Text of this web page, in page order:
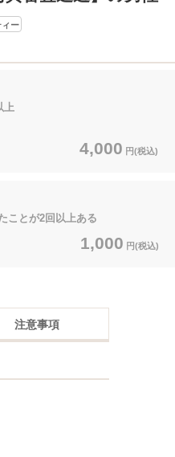
ィー
4,000 円(税込)
とが2回以上ある
1,000 円(税込)
注意事項